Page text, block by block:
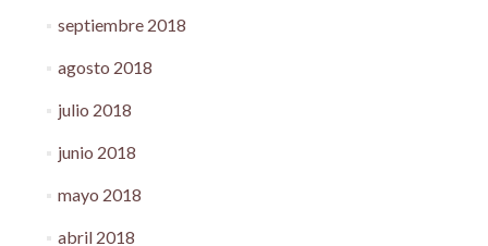
septiembre 2018
agosto 2018
julio 2018
junio 2018
mayo 2018
abril 2018